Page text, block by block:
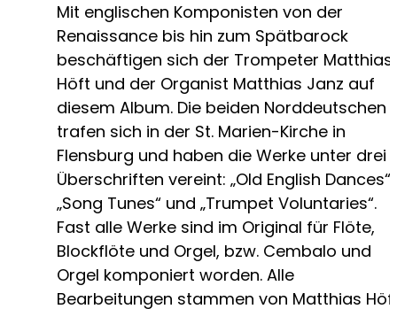
Mit englischen Komponisten von der
Renaissance bis hin zum Spätbarock
beschäftigen sich der Trompeter Matthias
Höft und der Organist Matthias Janz auf
diesem Album. Die beiden Norddeutschen
trafen sich in der St. Marien-Kirche in
Flensburg und haben die Werke unter drei
Überschriften vereint: „Old English Dances“,
„Song Tunes“ und „Trumpet Voluntaries“.
Fast alle Werke sind im Original für Flöte,
Blockflöte und Orgel, bzw. Cembalo und
Orgel komponiert worden. Alle
Bearbeitungen stammen von Matthias